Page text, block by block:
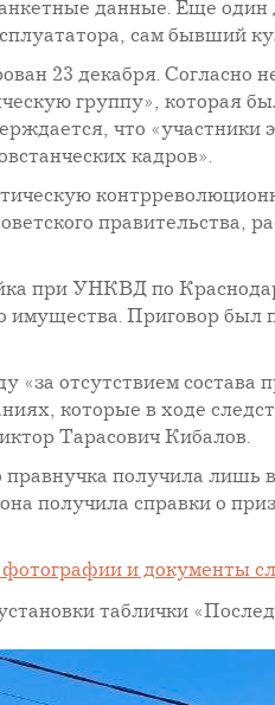
данные. Еще один
сам бывший
23 декабря. Согласно
группу», которая
что
кадров».
при УНКВД по
Приговор был
отсутствием состава
которые в ходе
Тарасович Кибалов.
получила лишь
получила справки о
и документы
таблички